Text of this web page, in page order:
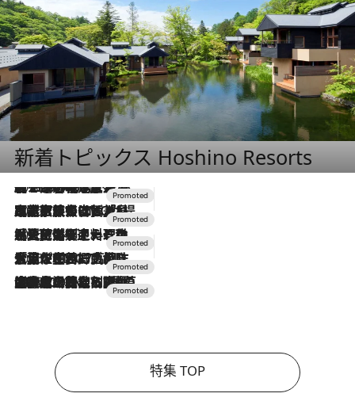
新着トピックス Hoshino Resorts
2026.8.7
【トンボの足水浴】ヒノキの香りに包まれて涼感マックス！約13℃の湧水かけ流しを避暑地「星野温泉 トンボの湯」で体験
2026.7.31
【ホテル帰省】という選択肢をOMOが提案。家族とほどよい距離を保つには「昼は実家、夜は気兼ねなくホテルで！」
2026.7.24
【夏限定ディナーコース】旬を迎える稚鮎や花ズッキーニなどをイタリア・トスカーナの郷土料理の手法で満喫！
2026.7.17
「土佐和ハーブかき氷」がOMO7高知に登場！生姜、山椒、大葉など目にも舌にも涼を呼ぶ郷土の味
2026.7.10
NEW OPEN！【界 草津】名湯の地に誕生。趣の異なる2種の温泉と上州ならではの会席・蕎麦割烹など美食を味わう究極の癒やし旅
特集 TOP